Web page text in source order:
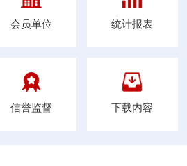
会员单位 统计报表
信誉监督 下载内容